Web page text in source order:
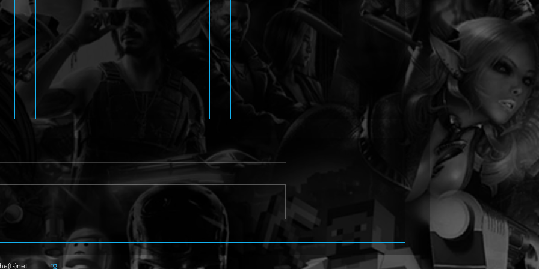
The Witcher 3: Wild Hunt
Complete Edition für Switch
enthüllt
Witcher 3: Wild Hunt